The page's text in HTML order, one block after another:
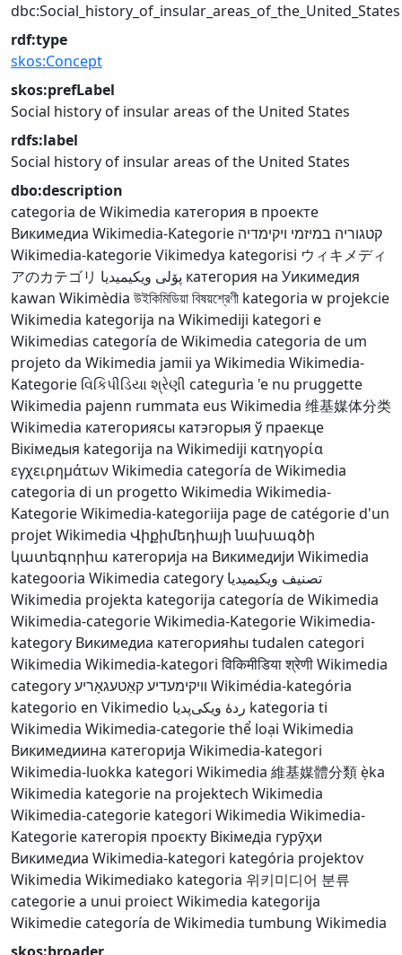
dbc:Social_history_of_insular_areas_of_the_United_States
rdf:type
skos:Concept
skos:prefLabel
Social history of insular areas of the United States
rdfs:label
Social history of insular areas of the United States
dbo:description
categoria de Wikimedia категория в проекте
Викимедиа Wikimedia-Kategorie קטגוריה במיזמי ויקימדיה
Wikimedia-kategorieVikimedya kategorisi ウィキメディ
アのカテゴリ پۆلی ویکیمیدیا категория на Уикимедия
kawan Wikimèdia উইকিমিডিয়া বিষয়শ্রেণী kategoria w projekcie
Wikimedia kategorija na Wikimediji kategori e
Wikimedias categoría de Wikimedia categoria de um
projeto da Wikimedia jamii ya Wikimedia Wikimedia-
Kategorie વિકિપીડિયા શ્રેણી categurìa 'e nu pruggette
Wikimedia pajenn rummata eus Wikimedia 维基媒体分类
Wikimedia категориясы катэгорыя ў праекце
Вікімедыя kategorija na Wikimediji κατηγορία
εγχειρημάτων Wikimedia categoría de Wikimedia
categoria di un progetto Wikimedia Wikimedia-
KategorieWikimedia-kategoriija page de catégorie d'un
projet Wikimedia Վիքիմեդիայի նախագծի
կատեգորիա категорија на Викимедији Wikimedia
kategooria Wikimedia category تصنيف ويكيميديا
Wikimedia projekta kategorija categoría de Wikimedia
Wikimedia-categorieWikimedia-KategorieWikimedia-
kategory Викимедиа категорияһы tudalen categori
Wikimedia Wikimedia-kategori विकिमीडिया श्रेणीWikimedia
categoryוויקימעדיע קאַטעגאָריע Wikimédia-kategória
kategorio en Vikimedio ردهٔ ویکی‌پدیا kategoria ti
Wikimedia Wikimedia-categoriethể loại Wikimedia
Викимедиина категорија Wikimedia-kategori
Wikimedia-luokka kategori Wikimedia 維基媒體分類 ẹ̀ka
Wikimedia kategorie na projektech Wikimedia
Wikimedia-categorie kategori Wikimedia Wikimedia-
Kategorie категорія проєкту Вікімедіа гурӯҳи
Викимедиа Wikimedia-kategori kategória projektov
Wikimedia Wikimediako kategoria 위키미디어 분류
categorie a unui proiect Wikimedia kategorija
Wikimedie categoría de Wikimedia tumbung Wikimedia